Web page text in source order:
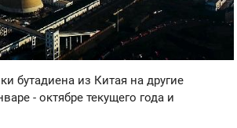
бутадиена из Китая на другие
- октябре текущего года и